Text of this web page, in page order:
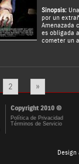
Sinopsis:
por un
Amenazada
es obligada
cometer un
2 »
Copyright 2010 ©
Política de Privacidad
Términos de Servicio